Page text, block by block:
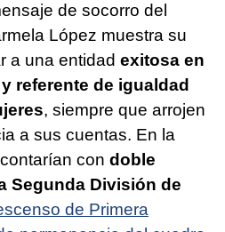
de socorro del
López muestra su
a una entidad exitosa en
referente de igualdad
, siempre que arrojen
a sus cuentas. En la
con doble
Segunda División de
de Primera